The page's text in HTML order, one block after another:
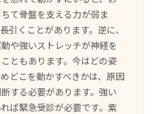
て骨盤を支える力が弱ま
引くことがあります。逆に、
や強いストレッチが神経を
ともあります。今はどの姿
どこを動かすべきかは、原因
する必要があります。強い
ば緊急受診が必要です。紫